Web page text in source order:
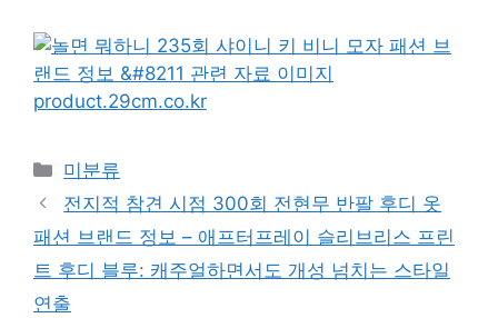
product.29cm.co.kr
Categories
미분류
전지적 참견 시점 300회 전현무 반팔 후디 옷
패션 브랜드 정보 – 애프터프레이 슬리브리스 프린
트 후디 블루: 캐주얼하면서도 개성 넘치는 스타일
연출